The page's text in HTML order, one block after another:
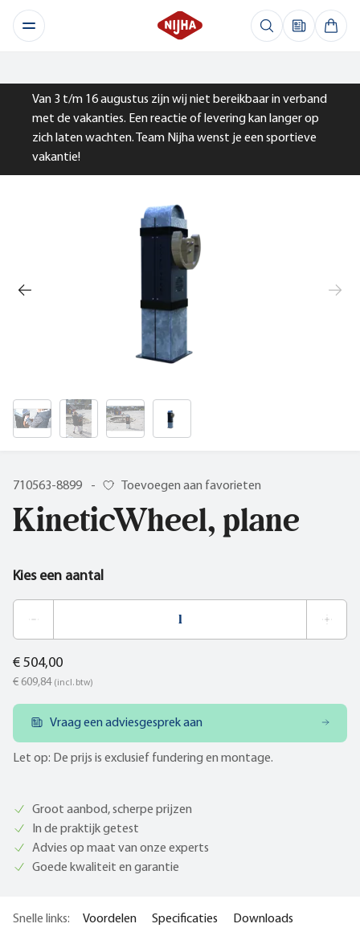
Van 3 t/m 16 augustus zijn wij niet bereikbaar in verband
met de vakanties. Een reactie of levering kan langer op
zich laten wachten. Team Nijha wenst je een sportieve
vakantie!
710563-8899 - Toevoegen aan favorieten
KineticWheel, plane
Kies een aantal
€ 504,00
€ 609,84 (incl. btw)
Vraag een adviesgesprek aan
Let op: De prijs is exclusief fundering en montage.
Groot aanbod, scherpe prijzen
In de praktijk getest
Advies op maat van onze experts
Goede kwaliteit en garantie
Snelle links: Voordelen Specificaties Downloads